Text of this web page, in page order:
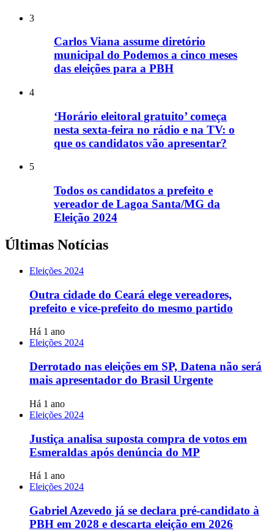
3
Carlos Viana assume diretório
municipal do Podemos a cinco meses
das eleições para a PBH
4
‘Horário eleitoral gratuito’ começa
nesta sexta-feira no rádio e na TV: o
que os candidatos vão apresentar?
5
Todos os candidatos a prefeito e
vereador de Lagoa Santa/MG da
Eleição 2024
Últimas Notícias
Eleições 2024
Outra cidade do Ceará elege vereadores,
prefeito e vice-prefeito do mesmo partido
Há 1 ano
Eleições 2024
Derrotado nas eleições em SP, Datena não será
mais apresentador do Brasil Urgente
Há 1 ano
Eleições 2024
Justiça analisa suposta compra de votos em
Esmeraldas após denúncia do MP
Há 1 ano
Eleições 2024
Gabriel Azevedo já se declara pré-candidato à
PBH em 2028 e descarta eleição em 2026